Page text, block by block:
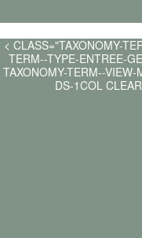
< CLASS="TAXONOMY-
TERM--TYPE-ENTREE-
TAXONOMY-TERM--VIEW-
DS-1COL